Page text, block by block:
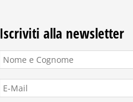
Iscriviti alla newsletter